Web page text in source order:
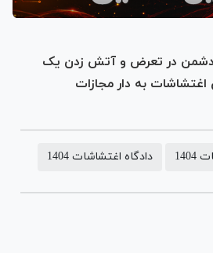
دشمن در تعرض و آتش زدن یک
اغتشاشات به دار مجازات
دادگاه اغتشاشات 1404